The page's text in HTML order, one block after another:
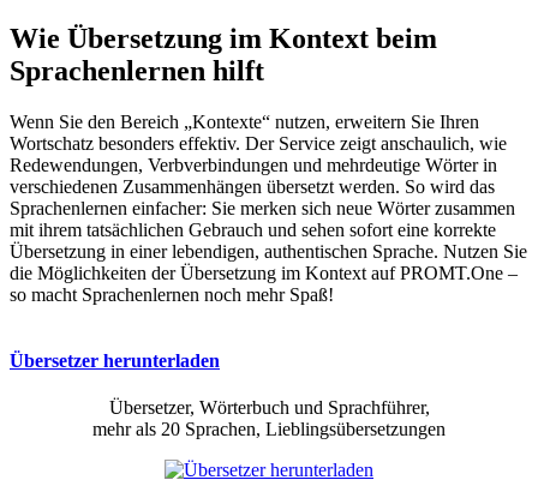
Wie Übersetzung im Kontext beim
Sprachenlernen hilft
Wenn Sie den Bereich „Kontexte“ nutzen, erweitern Sie Ihren
Wortschatz besonders effektiv. Der Service zeigt anschaulich, wie
Redewendungen, Verbverbindungen und mehrdeutige Wörter in
verschiedenen Zusammenhängen übersetzt werden. So wird das
Sprachenlernen einfacher: Sie merken sich neue Wörter zusammen
mit ihrem tatsächlichen Gebrauch und sehen sofort eine korrekte
Übersetzung in einer lebendigen, authentischen Sprache. Nutzen Sie
die Möglichkeiten der Übersetzung im Kontext auf PROMT.One –
so macht Sprachenlernen noch mehr Spaß!
Übersetzer herunterladen
Übersetzer, Wörterbuch und Sprachführer,
mehr als 20 Sprachen, Lieblingsübersetzungen